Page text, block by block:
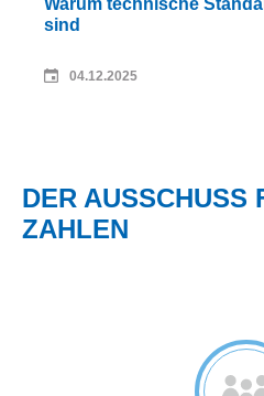
sind
04.12.2025
DER AUSSCHUSS
ZAHLEN